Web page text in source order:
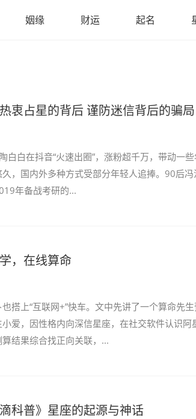
姻缘 财运 起名
衷占星的背后 谨防迷信背后的骗局
白白在抖音“火速出圈”，涨粉超千万，带动一
，国内外多种方式受部分年轻人追捧。90后
年备战考研的...
，在线算命
搭上“互联网+”快车。文中先讲了一个算命先
爱，因性格内向深信星座，在社交软件认识阿
结果综合找正向关联，...
科普》星座的起源与神话